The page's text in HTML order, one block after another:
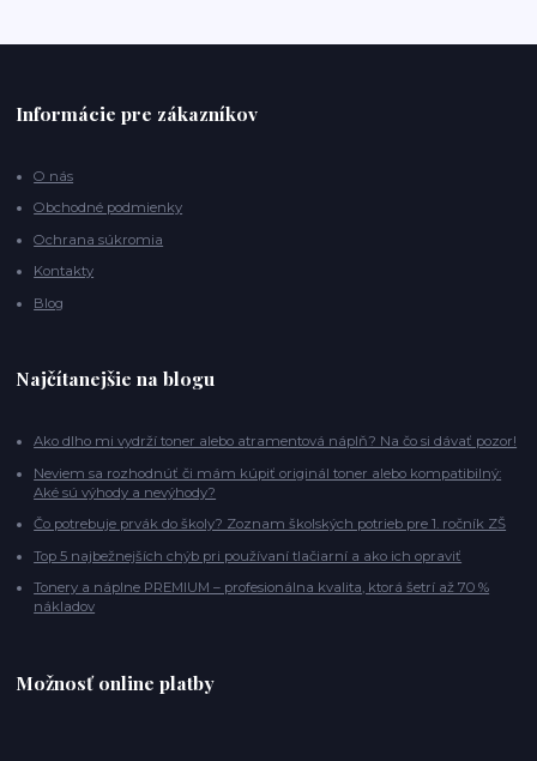
Informácie pre zákazníkov
O nás
Obchodné podmienky
Ochrana súkromia
Kontakty
Blog
Najčítanejšie na blogu
Ako dlho mi vydrží toner alebo atramentová náplň? Na čo si dávať pozor!
Neviem sa rozhodnúť či mám kúpiť originál toner alebo kompatibilný:
Aké sú výhody a nevýhody?
Čo potrebuje prvák do školy? Zoznam školských potrieb pre 1. ročník ZŠ
Top 5 najbežnejších chýb pri používaní tlačiarní a ako ich opraviť
Tonery a náplne PREMIUM – profesionálna kvalita, ktorá šetrí až 70 %
nákladov
Možnosť online platby